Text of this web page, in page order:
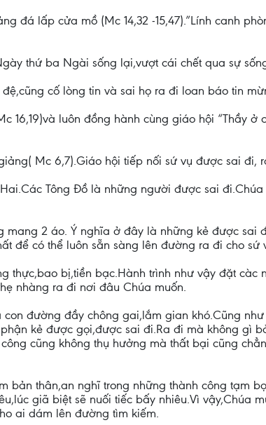
đá lấp cửa mồ (Mc 14,32 -15,47).”Lính canh
thứ ba Ngài sống lại,vượt cái chết qua sự
cố lòng tin và sai họ ra đi loan báo tin
16,19)và luôn đồng hành cùng giáo hội “Thầy ở
Mc 6,7).Giáo hội tiếp nối sứ vụ được sai đi,
Tông Đồ là những người được sai
mang 2 áo. Ý nghĩa ở đây là những kẻ được sai
để có thể luôn sẵn sàng lên đường ra đi cho sứ
thực,bao bị,tiền bạc.Hành trình như vậy đặt càc
nhàng ra đi nơi đâu Chúa muốn.
đường đầy chông gai,lắm gian khó.Cũng
kẻ được gọi,được sai đi.Ra đi mà không gì
cũng không thụ hưởng mà thất bại cũng
bản thân,an nghĩ trong những thành công tạm
giã biệt sẽ nuối tiếc bấy nhiêu.Vì vậy,Chúa
ai dám lên đường tìm kiếm.